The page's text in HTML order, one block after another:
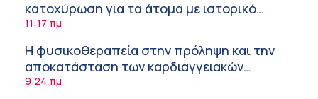
κατοχύρωση για τα άτομα με ιστορικό
καρκίνου και στην Ελλάδα
11:17 πμ
Η φυσικοθεραπεία στην πρόληψη και την
αποκατάσταση των καρδιαγγειακών
νοσημάτων και του αγγειακού εγκεφαλικού
9:24 πμ